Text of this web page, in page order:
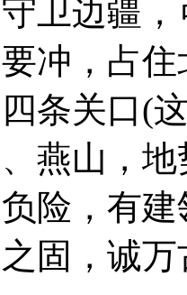
卫边疆
冲，占
条关口(
燕山，
险，有
固，诚